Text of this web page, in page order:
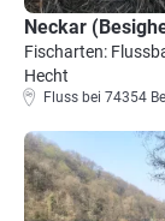
Neckar
Fischarten:
Hecht
Fluss bei 74354